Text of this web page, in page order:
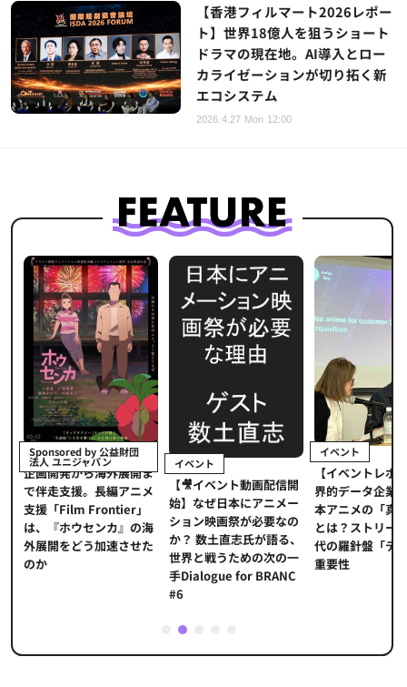
【香港フィルマート2026レポー
ト】世界18億人を狙うショート
ドラマの現在地。AI導入とロー
カライゼーションが切り拓く新
エコシステム
2026.4.27 Mon 12:00
Sponsored by 公益財団
法人 ユニジャパン
企画開発から海外展開ま
で伴走支援。長編アニメ
支援「Film Frontier」
は、『ホウセンカ』の海
外展開をどう加速させた
のか
イベント
【🎥イベント動画配信開
始】なぜ日本にアニメー
ション映画祭が必要なの
か？ 数土直志氏が語る、
世界と戦うための次の一
手Dialogue for BRANC
#6
イベント
【イベントレポ
界的データ企業
本アニメの「真
とは？ストリー
代の羅針盤「デ
重要性
2